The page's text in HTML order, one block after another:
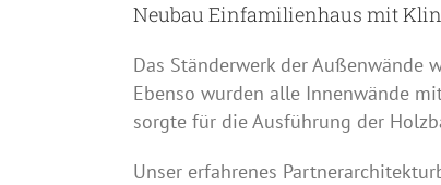
Neubau Einfamilienhaus mit
Das Ständerwerk der
Ebenso wurden alle Innenwände
sorgte für die Ausführung der
Unser erfahrenes